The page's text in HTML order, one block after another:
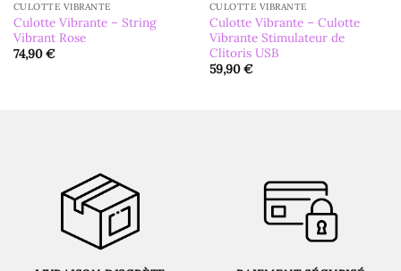
CULOTTE VIBRANTE
Culotte Vibrante – String
Vibrant Rose
74,90€
CULOTTE VIBRANTE
Culotte Vibrante – Culotte
Vibrante Stimulateur de
Clitoris USB
59,90€